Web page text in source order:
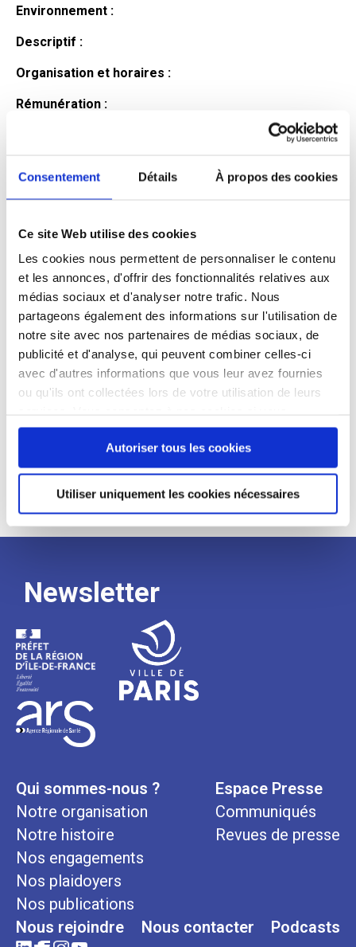
Consentement Détails À propos des cookies
Ce site Web utilise des cookies
Les cookies nous permettent de personnaliser le contenu
et les annonces, d'offrir des fonctionnalités relatives aux
médias sociaux et d'analyser notre trafic. Nous
partageons également des informations sur l'utilisation de
notre site avec nos partenaires de médias sociaux, de
publicité et d'analyse, qui peuvent combiner celles-ci
avec d'autres informations que vous leur avez fournies
ou qu'ils ont collectées lors de votre utilisation de leurs
continuez à utiliser notre site Web.
Autoriser tous les cookies
Utiliser uniquement les cookies nécessaires
Environnement :
Descriptif :
Organisation et horaires :
Rémunération :
Profil du
candidat
Qualifications et diplômes :
Profil recherché :
Processus
de
recrutement
Newsletter
Qui sommes-nous ?
Notre organisation
Notre histoire
Nos engagements
Nos plaidoyers
Nos publications
Espace Presse
Communiqués
Revues de presse
Nous rejoindre Nous contacter Podcasts